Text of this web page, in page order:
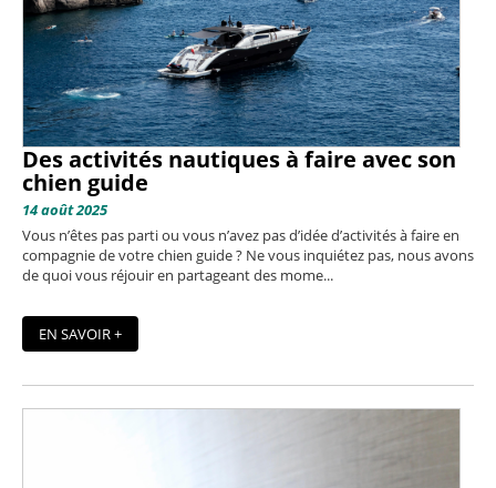
Des activités nautiques à faire avec son
chien guide
14 août 2025
Vous n’êtes pas parti ou vous n’avez pas d’idée d’activités à faire en
compagnie de votre chien guide ? Ne vous inquiétez pas, nous avons
de quoi vous réjouir en partageant des mome...
EN SAVOIR +